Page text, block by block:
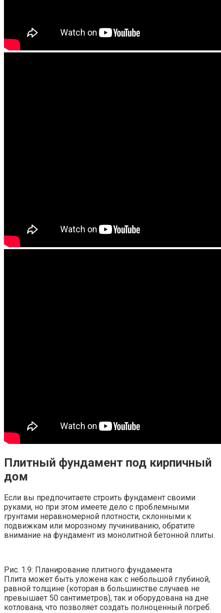
Плитный фундамент под кирпичный
дом
Если вы предпочитаете строить фундамент своими
руками, но при этом имеете дело с проблемными
грунтами неравномерной плотности, склонными к
подвижкам или морозному пучиниванию, обратите
внимание на фундамент из монолитной бетонной плиты.
Рис. 1.9: Планирование плитного фундамента
Плита может быть уложена как с небольшой глубиной,
равной толщине (которая в большинстве случаев не
превышает 50 сантиметров), так и оборудована на дне
котлована, что позволяет создать полноценный погреб.